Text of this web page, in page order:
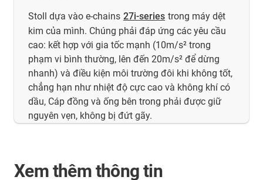
Stoll dựa vào e-chains 27i-series trong máy dệt
kim của mình. Chúng phải đáp ứng các yêu cầu
cao: kết hợp với gia tốc mạnh (10m/s² trong
phạm vi bình thường, lên đến 20m/s² để dừng
nhanh) và điều kiện môi trường đôi khi không tốt,
chẳng hạn như nhiệt độ cực cao và không khí có
dầu, Cáp đồng và ống bên trong phải được giữ
nguyên vẹn, không bị đứt gãy.
Xem thêm thông tin